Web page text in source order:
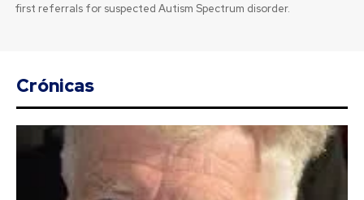
first referrals for suspected Autism Spectrum disorder.
Crónicas